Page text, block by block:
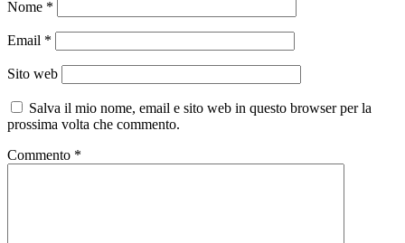
Nome *
Email *
Sito web
Salva il mio nome, email e sito web in questo browser per la
prossima volta che commento.
Commento *